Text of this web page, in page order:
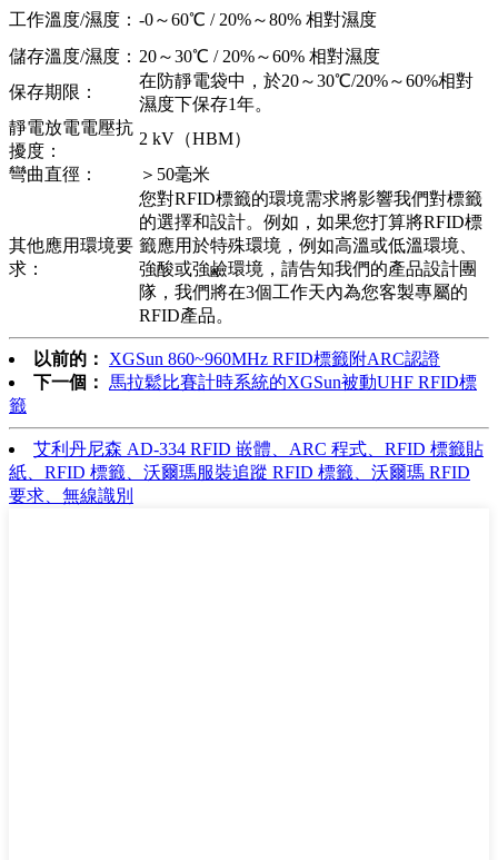
工作溫度/濕度： -0～60℃ / 20%～80% 相對濕度
儲存溫度/濕度： 20～30℃ / 20%～60% 相對濕度
保存期限：
在防靜電袋中，於20～30℃/20%～60%相對
濕度下保存1年。
靜電放電電壓抗
擾度：
2 kV（HBM）
彎曲直徑：
＞50毫米
其他應用環境要
求：
您對RFID標籤的環境需求將影響我們對標籤
的選擇和設計。例如，如果您打算將RFID標
籤應用於特殊環境，例如高溫或低溫環境、
強酸或強鹼環境，請告知我們的產品設計團
隊，我們將在3個工作天內為您客製專屬的
RFID產品。
以前的：
XGSun 860~960MHz RFID標籤附ARC認證
下一個：
馬拉鬆比賽計時系統的XGSun被動UHF RFID標
籤
艾利丹尼森 AD-334 RFID 嵌體、ARC 程式、RFID 標籤貼
紙、RFID 標籤、沃爾瑪服裝追蹤 RFID 標籤、沃爾瑪 RFID
要求、無線識別